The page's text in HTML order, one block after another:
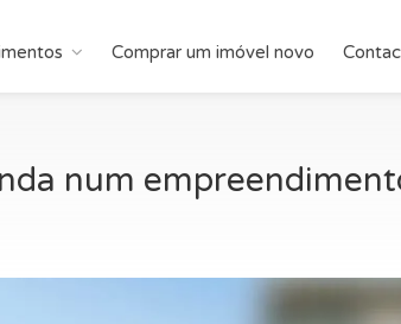
Comprar um imóvel novo
num